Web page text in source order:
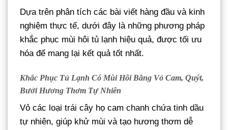
Dựa trên phân tích các bài viết hàng đầu và kinh
nghiệm thực tế, dưới đây là những phương pháp
khắc phục mùi hôi tủ lạnh hiệu quả, được tối ưu
hóa để mang lại kết quả tốt nhất.
Khắc Phục Tủ Lạnh Có Mùi Hôi Bằng Vỏ Cam, Quýt,
Bưởi Hương Thơm Tự Nhiên
Vỏ các loại trái cây họ cam chanh chứa tinh dầu
tự nhiên, giúp khử mùi và tạo hương thơm dễ